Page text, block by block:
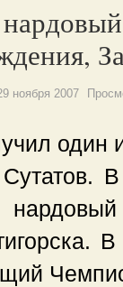
ноября 2007
один